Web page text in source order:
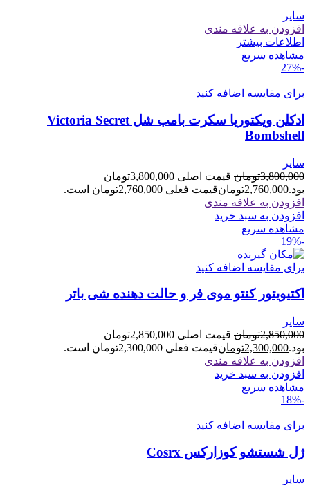
سایر
افزودن به علاقه مندی
اطلاعات بیشتر
مشاهده سریع
-27%
برای مقایسه اضافه کنید
ادکلن ویکتوریا سکرت بامب شل Victoria Secret
Bombshell
سایر
3,800,000تومان
قیمت اصلی 3,800,000تومان
بود.2,760,000تومانقیمت فعلی 2,760,000تومان است.
افزودن به علاقه مندی
افزودن به سبد خرید
مشاهده سریع
-19%
برای مقایسه اضافه کنید
اکتیویتور کنتو موی فر و حالت دهنده شی باتر
سایر
2,850,000تومان
قیمت اصلی 2,850,000تومان
بود.2,300,000تومانقیمت فعلی 2,300,000تومان است.
افزودن به علاقه مندی
افزودن به سبد خرید
مشاهده سریع
-18%
برای مقایسه اضافه کنید
ژل شستشو کوزارکس Cosrx
سایر